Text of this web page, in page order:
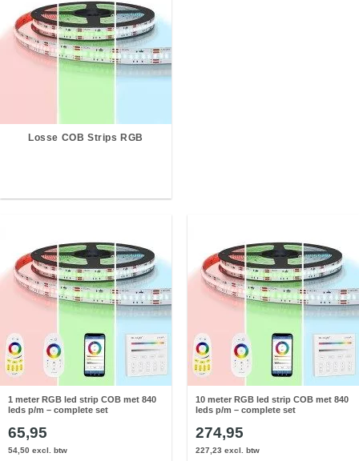
Losse COB Strips RGB
1 meter RGB led strip COB met 840
leds p/m – complete set
65,95
54,50 excl. btw
10 meter RGB led strip COB met 840
leds p/m – complete set
274,95
227,23 excl. btw